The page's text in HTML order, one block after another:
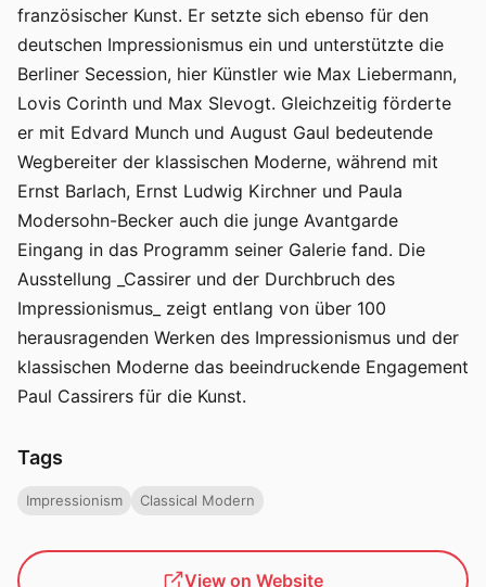
französischer Kunst. Er setzte sich ebenso für den
deutschen Impressionismus ein und unterstützte die
Berliner Secession, hier Künstler wie Max Liebermann,
Lovis Corinth und Max Slevogt. Gleichzeitig förderte
er mit Edvard Munch und August Gaul bedeutende
Wegbereiter der klassischen Moderne, während mit
Ernst Barlach, Ernst Ludwig Kirchner und Paula
Modersohn-Becker auch die junge Avantgarde
Eingang in das Programm seiner Galerie fand. Die
Ausstellung _Cassirer und der Durchbruch des
Impressionismus_ zeigt entlang von über 100
herausragenden Werken des Impressionismus und der
klassischen Moderne das beeindruckende Engagement
Paul Cassirers für die Kunst.
Tags
Impressionism Classical Modern
View on Website